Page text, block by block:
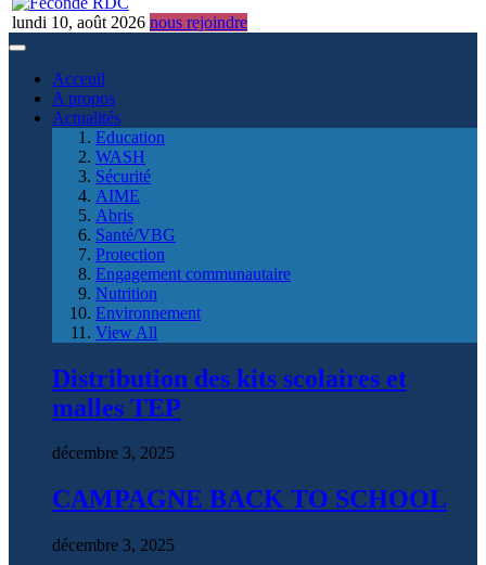
lundi 10, août 2026 nous rejoindre
Acceuil
A propos
Actualités
Education
WASH
Sécurité
AIME
Abris
Santé/VBG
Protection
Engagement communautaire
Nutrition
Environnement
View All
Distribution des kits scolaires et
malles TEP
décembre 3, 2025
CAMPAGNE BACK TO SCHOOL
décembre 3, 2025